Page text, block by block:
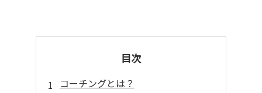
目次
コーチングとは？